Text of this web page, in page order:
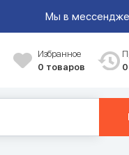
Мы в
Избранное
0 товаров